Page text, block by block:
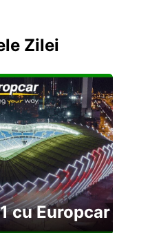
Zilei
cu Europcar